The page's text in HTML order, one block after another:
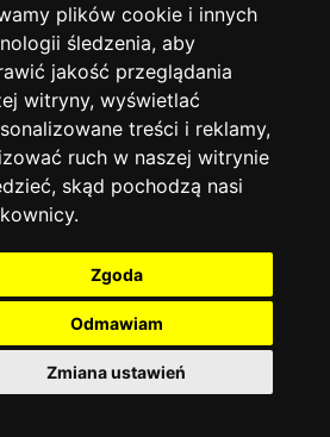
plików cookie i innych
śledzenia, aby
jakość przeglądania
witryny, wyświetlać
treści i reklamy,
ruch w naszej witrynie
skąd pochodzą nasi
Zgoda
Odmawiam
Zmiana ustawień
KULTURY MIASTA KRAKOWA I
MAŁOPOLSKIEGO
Translated by Google Translate
publiczne|